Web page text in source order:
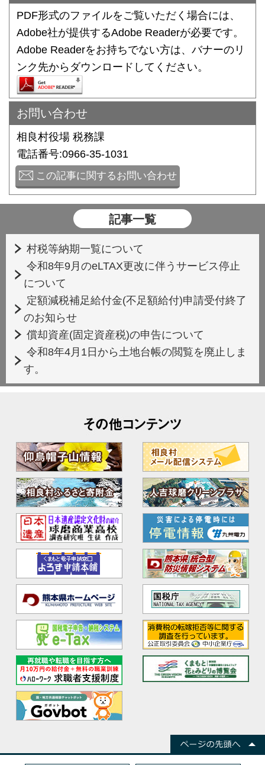
PDF形式のファイルをご覧いただく場合には、
Adobe社が提供するAdobe Readerが必要です。
Adobe Readerをお持ちでない方は、バナーのリ
ンク先からダウンロードしてください。
お問い合わせ
相良村役場 税務課
電話番号:0966-35-1031
この記事に関するお問い合わせ
記事一覧
村税等納期一覧について
令和8年9月のeLTAX更改に伴うサービス停止
について
定額減税補足給付金(不足額給付)申請受付終了
のお知らせ
償却資産(固定資産税)の申告について
令和8年4月1日から土地台帳の閲覧を廃止しま
す。